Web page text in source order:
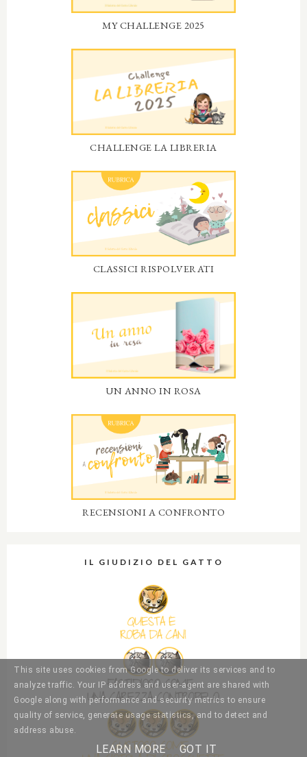
MY CHALLENGE 2025
CHALLENGE LA LIBRERIA
CLASSICI RISPOLVERATI
UN ANNO IN ROSA
RECENSIONI A CONFRONTO
IL GIUDIZIO DEL GATTO
This site uses cookies from Google to deliver its services and to
analyze traffic. Your IP address and user-agent are shared with
Google along with performance and security metrics to ensure
quality of service, generate usage statistics, and to detect and
address abuse.
LEARN MORE GOT IT